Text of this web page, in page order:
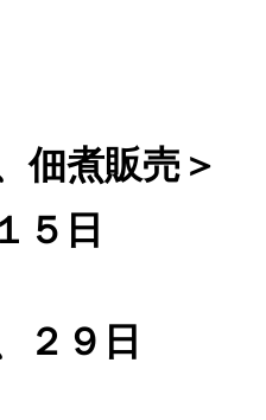
佃煮販売＞
５ 日
２９ 日